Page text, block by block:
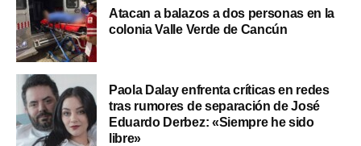
Atacan a balazos a dos personas en la
colonia Valle Verde de Cancún
Paola Dalay enfrenta críticas en redes
tras rumores de separación de José
Eduardo Derbez: «Siempre he sido
libre»